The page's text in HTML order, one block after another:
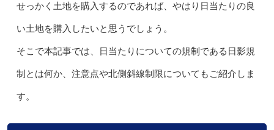
せっかく土地を購入するのであれば、やはり日当たりの良
い土地を購入したいと思うでしょう。
そこで本記事では、日当たりについての規制である日影規
制とは何か、注意点や北側斜線制限についてもご紹介しま
す。